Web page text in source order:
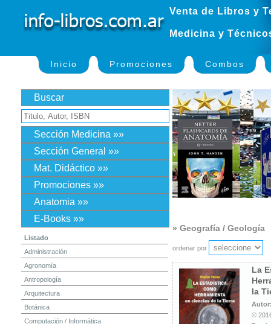
Venta de Libros y
Medicina y
Inicio Promociones Combos
Buscar
Sección Medicina »»
Sección General »»
Mat. Didáctico »»
Promociones »»
Anatomia »»
E-Books »»
Listado
Administración
Agronomía
Antropología
Arquitectura
Botánica
Computación / Informática
» Geografía / Geología
ordenar por
La
la
©